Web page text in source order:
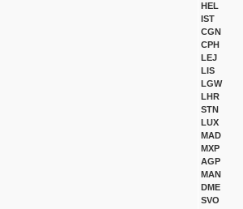
HEL
IST
CGN
CPH
LEJ
LIS
LGW
LHR
STN
LUX
MAD
MXP
AGP
MAN
DME
SVO